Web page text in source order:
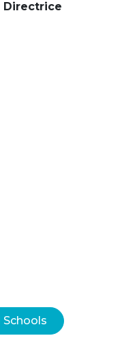
Directrice
Schools